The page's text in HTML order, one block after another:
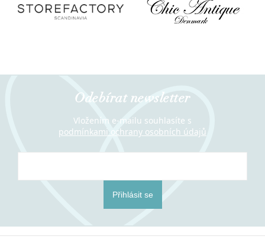
Odebírat newsletter
Vložením e-mailu souhlasíte s
podmínkami ochrany osobních údajů
Přihlásit se